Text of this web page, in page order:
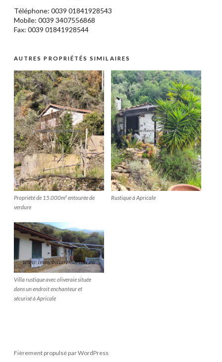
Téléphone: 0039 01841928543
Mobile: 0039 3407556868
Fax: 0039 01841928544
AUTRES PROPRIÉTÉS SIMILAIRES
Propriété de 15.000m² entourée de
verdure
Rustique à Apricale
Villa rustique avec oliveraie située
dans un endroit enchanteur et
sécurisé à Apricale
Fièrement propulsé par WordPress